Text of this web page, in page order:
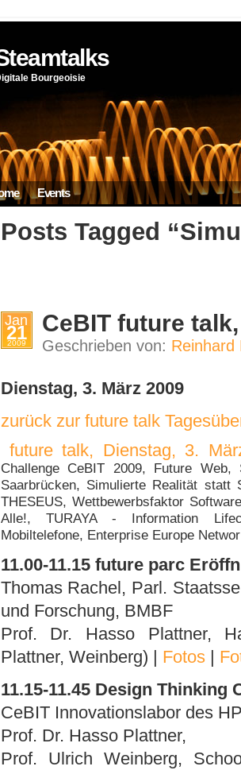
Bourgeoisie
Events
Posts Tagged
Jan
21
2009
CeBIT future
Geschrieben von: Reinhard
Dienstag, 3. März 2009
zurück zur future talk
future talk, Dienstag, 3.
Challenge CeBIT 2009, Future Web,
Saarbrücken, Simulierte Realität
THESEUS, Wettbewerbsfaktor
Alle!, TURAYA - Information
Mobiltelefone, Enterprise Europe
11.00-11.15 future parc
Thomas Rachel, Parl.
und Forschung, BMBF
Prof. Dr. Hasso Plattner,
Plattner, Weinberg) | Fotos|
11.15-11.45 Design Thinking
CeBIT Innovationslabor des
Prof. Dr. Hasso Plattner,
Prof. Ulrich Weinberg,